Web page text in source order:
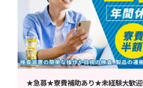
★急募★寮費補助あり★未経験大歓